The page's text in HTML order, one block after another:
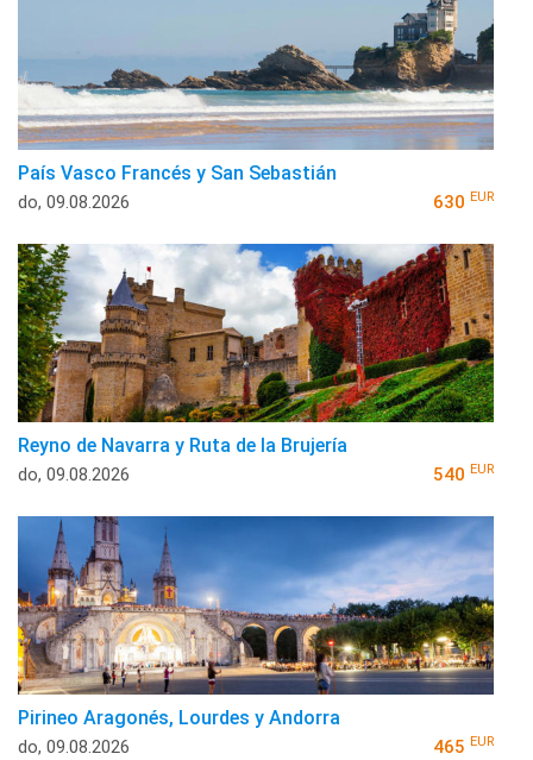
País Vasco Francés y San Sebastián
do, 09.08.2026 630 EUR
Reyno de Navarra y Ruta de la Brujería
do, 09.08.2026 540 EUR
Pirineo Aragonés, Lourdes y Andorra
do, 09.08.2026 465 EUR